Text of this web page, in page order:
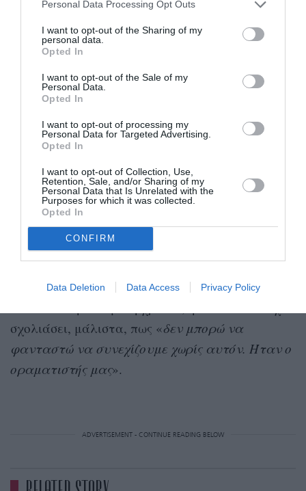
Personal Data Processing Opt Outs
I want to opt-out of the Sharing of my
personal data.
Opted In
I want to opt-out of the Sale of my
Personal Data.
Opted In
I want to opt-out of processing my
Personal Data for Targeted Advertising.
Opted In
I want to opt-out of Collection, Use,
Retention, Sale, and/or Sharing of my
Personal Data that Is Unrelated with the
Purposes for which it was collected.
Opted In
CONFIRM
Data Deletion Data Access Privacy Policy
Η πρώτη σεζόν ήταν υποψήφια για
16 βραβεία
Emmy, από τα οποία κέρδισε ταοκτώ
2019, με μια σημαντική προσθήκη στο καστ, τη
Meryl Streep
Οι συζητήσεις για μία τρίτη σεζόν έχουν
ξεκινήσει εδώ και χρόνια, με τις Kidman και
Witherspoon να «ανταλλάσσουμε καθημερινά
μηνύματα» σύμφωνα με μια συνέντευξη που
είχε δώσει η πρώτη τον Ιανουάριο του 2024.
Ηχηρή θα είναι, ωστόσο, η απουσία του
σκηνοθέτη της σειράς,Jean-Marc Vallée, ο οποίος
πέθανετον Δεκέμβριο του 2021 σε ηλικία μόλις
σχολιάσει, μάλιστα, πως «δεν μπορώ να
φανταστώ να συνεχίζουμε χωρίς αυτόν. Ήταν ο
οραματιστής μας».
ADVERTISEMENT - CONTINUE READING BELOW